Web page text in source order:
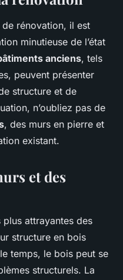
de rénovation, il est
minutieuse de l’état
anciens, tels
peuvent présenter
structure et de
n’oubliez pas de
, des murs en pierre et
existant.
et des
plus attrayantes des
structure en bois
temps, le bois peut se
structurels. La